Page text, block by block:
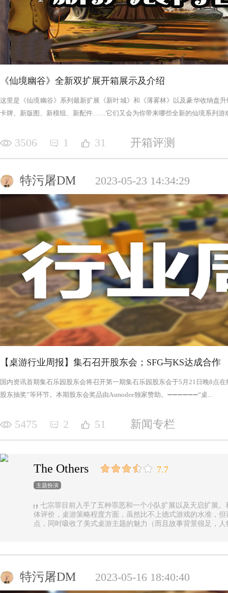
《仙境幽谷》全新双扩展开箱展示及介绍
这里是《仙境幽谷》系列最新扩展《新叶城》和《薄雾林》以及豪华收纳盘
卡牌、新版图、新模组、新配件……它们又会为你带来哪些全新的仙境系列游
3506 1 31 开箱评测
特污屠DM 2023-05-23 14:34:29
【桌游行业周报】集石召开股东会；SFG与KS达成合作
国内资讯首期集石乐园股东会将召开第一期集石乐园股东会于5月21日晚8点
股东抽奖”等环节。本期股东会奖品由Asmodee独家赞助。➖➖➖➖➖➖“桌...
5475 2 51 新闻专栏
The Others 7.7
主题扮演
七宗罪目前入手了五种罪恶和一个小队扩展以及天启扩展
体评价，桌游策略程度方面，虽然比不上德式游戏的水准，
点，同时吸收了美式桌游主题的魅力（而且故事背景很足，
事推进，化身降临，如若不慎，充满力量的化身必将索去英
罪恶中最有气势的，很不错，而作为拓展中的天启和天启四
特污屠DM 2023-05-16 18:40:40